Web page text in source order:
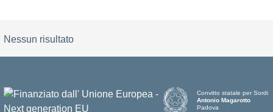
Nessun risultato
Convitto statale per Sordi
Antonio Magarotto
Padova